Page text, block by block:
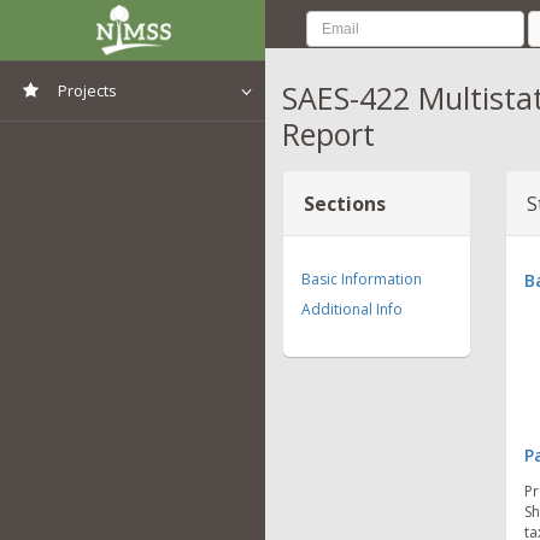
Projects
SAES-422
Report
Sections
Basic Information
Additional Info